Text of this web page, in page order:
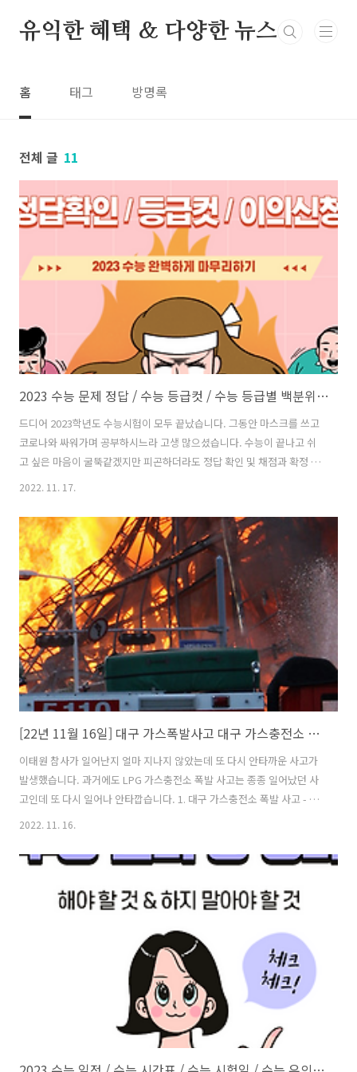
유익한 혜택 & 다양한 뉴스
홈 태그 방명록
전체 글 11
2023 수능 문제 정답 / 수능 등급컷 / 수능 등급별 백분위 / 수능 예상 등급컷
드디어 2023학년도 수능시험이 모두 끝났습니다. 그동안 마스크를 쓰고
코로나와 싸워가며 공부하시느라 고생 많으셨습니다. 수능이 끝나고 쉬
고 싶은 마음이 굴뚝같겠지만 피곤하더라도 정답 확인 및 채점과 확정 등
급컷, 원점수까지 확인해주셔야 합니다. 한국교육과정평가원과 EBS에
수능 문제 2. 2023 수능 정답 3. 2023 수능 등급컷 / 수능 예상 등급컷 4.
2023 수능 난이도 및 수능 성적 기초 상식 2023 수능에 대한 정확한 정보
는 한국교육과정평가원 사이트에서 확인하실 수 있습니다. 한국교육과
정평가원 사이트에는 이번 수능의 문제, 정답이 모두 공개되어 있으며 이
의신청 또한 이곳에서 진행하게 됩니다. 여러분이 직접 확인하..
2022. 11. 17.
[22년 11월 16일] 대구 가스폭발사고 대구 가스충전소 폭발 대구 의료원
이태원 참사가 일어난지 얼마 지나지 않았는데 또 다시 안타까운 사고가
발생했습니다. 과거에도 LPG 가스충전소 폭발 사고는 종종 일어났던 사
고인데 또 다시 일어나 안타깝습니다. 1. 대구 가스충전소 폭발 사고 - 사
건 발생 사고 일시 : 2022년 11월 16일 오후5시30분 사고 장소 : 대구광
피해 : 부상자 8명, 사망자 0명 11월16일 오후 5시30분쯤 대구 의료원 인
로 8명이 화상을 입고 인근 병원으로 옮겨졌으며, 아직까지 사망자는 없
는 것으로 확인됩니다. 2. 대구 가스충전소 폭발 사고 - 소방 당국 대응 대
응 2단계 발령 진화 차량 55대, 인력 9..
2022. 11. 16.